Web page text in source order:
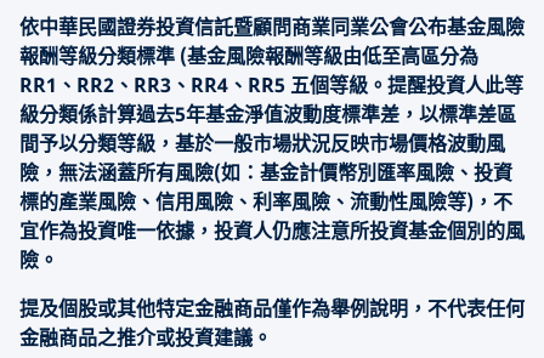
依中華民國證券投資信託暨顧問商業同業公會公布基金風險
報酬等級分類標準 (基金風險報酬等級由低至高區分為
RR1、RR2、RR3、RR4、RR5 五個等級。提醒投資人此等
級分類係計算過去5年基金淨值波動度標準差，以標準差區
間予以分類等級，基於一般市場狀況反映市場價格波動風
險，無法涵蓋所有風險(如：基金計價幣別匯率風險、投資
標的產業風險、信用風險、利率風險、流動性風險等)，不
宜作為投資唯一依據，投資人仍應注意所投資基金個別的風
險。
提及個股或其他特定金融商品僅作為舉例說明，不代表任何
金融商品之推介或投資建議。